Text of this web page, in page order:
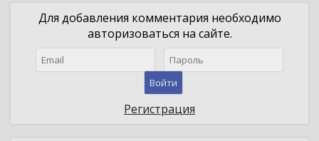
Для добавления комментария необходимо
авторизоваться на сайте.
Войти
Регистрация